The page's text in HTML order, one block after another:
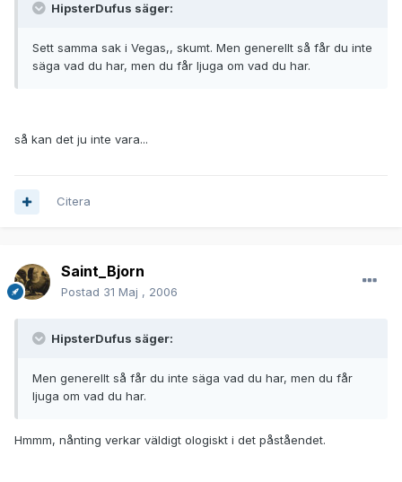
HipsterDufus säger:
Sett samma sak i Vegas,, skumt. Men generellt så får du inte
säga vad du har, men du får ljuga om vad du har.
så kan det ju inte vara...
Citera
Saint_Bjorn
Postad 31 Maj , 2006
HipsterDufus säger:
Men generellt så får du inte säga vad du har, men du får
ljuga om vad du har.
Hmmm, nånting verkar väldigt ologiskt i det påståendet.